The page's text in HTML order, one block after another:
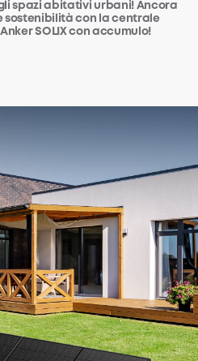
spazi abitativi urbani! Ancora
sostenibilità con la centrale
SOLIX con accumulo!